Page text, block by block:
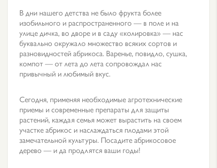
В дни нашего детства не было фрукта более
изобильного и распространенного — в поле и на
улице дичка, во дворе и в саду «колировка» — нас
буквально окружало множество всяких сортов и
разновидностей абрикоса. Варенье, повидло, сушка,
компот — от лета до лета сопровождал нас
привычный и любимый вкус.
Сегодня, применяя необходимые агротехнические
приемы и современные препараты для защиты
растений, каждая семья может вырастить на своем
участке абрикос и наслаждаться плодами этой
замечательной культуры. Посадите абрикосовое
дерево — и да продлятся ваши годы!